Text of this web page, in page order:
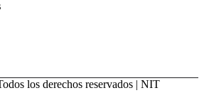
los derechos reservados | NIT